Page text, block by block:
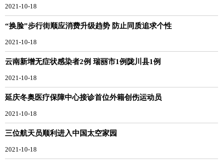
2021-10-18
“换脸”步行街顺应消费升级趋势 防止同质追求个性
2021-10-18
云南新增无症状感染者2例 瑞丽市1例陇川县1例
2021-10-18
延庆冬奥医疗保障中心接诊首位外籍创伤运动员
2021-10-18
三位航天员顺利进入中国太空家园
2021-10-18